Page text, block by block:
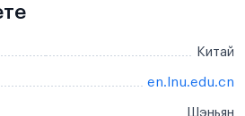
Китай
en.lnu.edu.cn
Шэньян